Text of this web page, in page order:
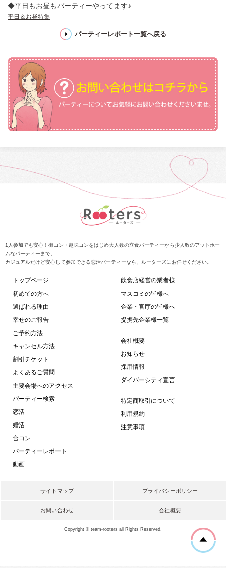
◆平日もお昼もパーティーやってます♪
平日＆お昼特集
パーティーレポート一覧へ戻る
1人参加でも安心！街コン・趣味コンをはじめ大人数の立食パーティーから少人数のアットホー
ムなパーティーまで。
カジュアルだけど安心して参加できる恋活パーティーなら、ルーターズにお任せください。
トップページ
初めての方へ
選ばれる理由
幸せのご報告
ご予約方法
キャンセル方法
割引チケット
よくあるご質問
主要会場へのアクセス
パーティー検索
恋活
婚活
合コン
パーティーレポート
動画
飲食店経営の業者様
マスコミの皆様へ
企業・官庁の皆様へ
提携先企業様一覧
会社概要
お知らせ
採用情報
ダイバーシティ宣言
特定商取引について
利用規約
注意事項
サイトマップ プライバシーポリシー
お問い合わせ 会社概要
Copyright © team-rooters all Rights Reserved.